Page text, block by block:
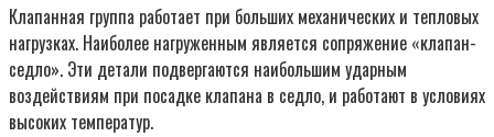
Клапанная группа работает при больших механических и тепловых
нагрузках. Наиболее нагруженным является сопряжение «клапан-
седло». Эти детали подвергаются наибольшим ударным
воздействиям при посадке клапана в седло, и работают в условиях
высоких температур.